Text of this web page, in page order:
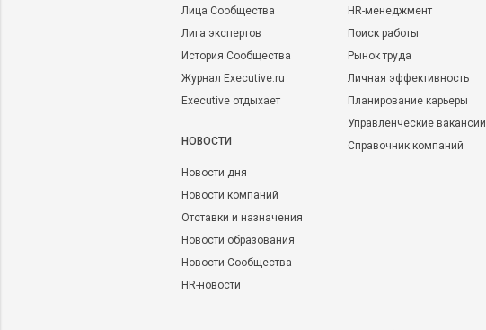
Лица Сообщества
Лига экспертов
История Сообщества
Журнал Executive.ru
Executive отдыхает
НОВОСТИ
Новости дня
Новости компаний
Отставки и назначения
Новости образования
Новости Сообщества
HR-новости
HR-менеджмент
Поиск работы
Рынок труда
Личная эффективность
Планирование карьеры
Управленческие вакансии
Справочник компаний